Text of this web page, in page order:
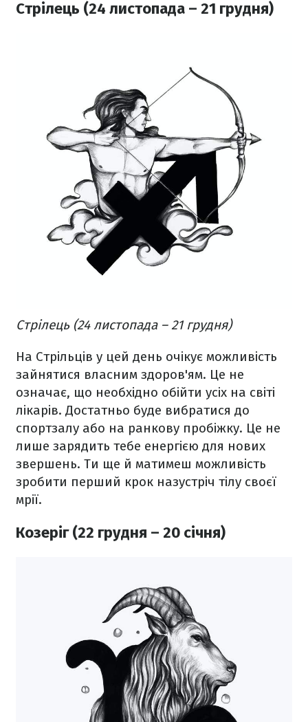
Стрілець (24 листопада – 21 грудня)
Стрілець (24 листопада – 21 грудня)
На Стрільців у цей день очікує можливість
зайнятися власним здоров'ям. Це не
означає, що необхідно обійти усіх на світі
лікарів. Достатньо буде вибратися до
спортзалу або на ранкову пробіжку. Це не
лише зарядить тебе енергією для нових
звершень. Ти ще й матимеш можливість
зробити перший крок назустріч тілу своєї
мрії.
Козеріг (22 грудня – 20 січня)